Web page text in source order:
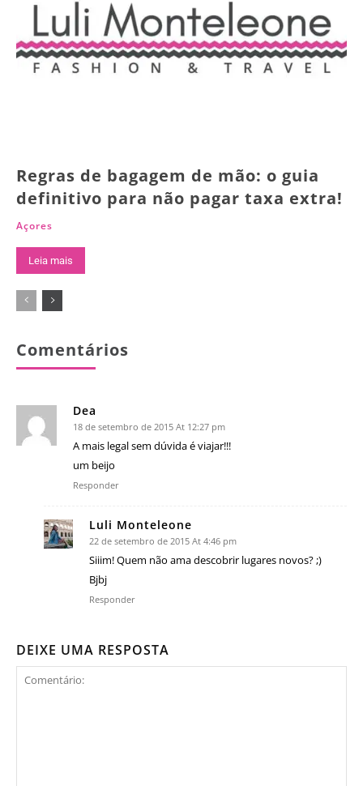
Regras de bagagem de mão: o guia
definitivo para não pagar taxa extra!
Açores
Leia mais
Comentários
Dea
18 de setembro de 2015 At 12:27 pm
A mais legal sem dúvida é viajar!!!
um beijo
Responder
Luli Monteleone
22 de setembro de 2015 At 4:46 pm
Siiim! Quem não ama descobrir lugares novos? ;)
Bjbj
Responder
DEIXE UMA RESPOSTA